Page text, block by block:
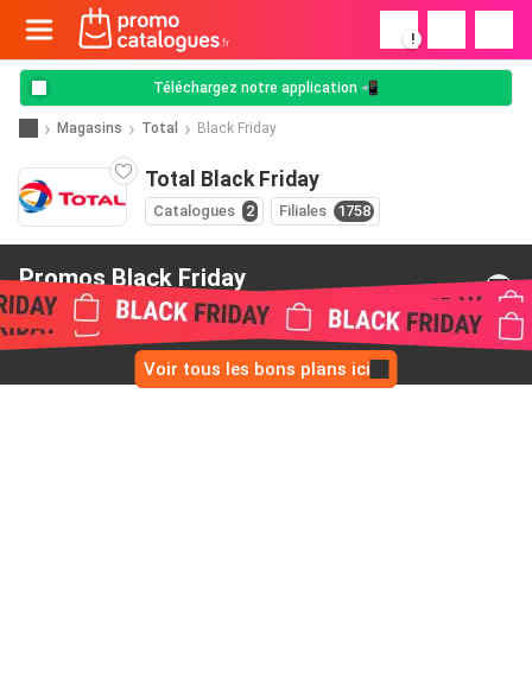
!
Téléchargez notre application 📲
Magasins Total Black Friday
Total Black Friday
Catalogues 2 Filiales 1758
Promos Black Friday
de Total
Voir tous les bons plans ici